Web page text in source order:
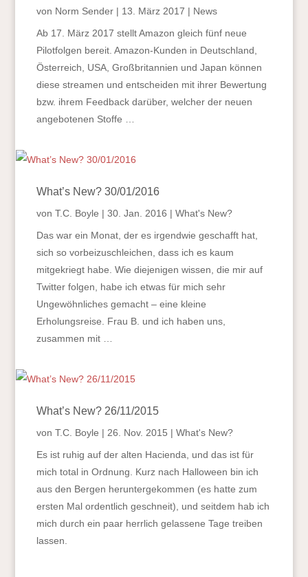
von Norm Sender| 13. März 2017 | News
Ab 17. März 2017 stellt Amazon gleich fünf neue
Pilotfolgen bereit. Amazon-Kunden in Deutschland,
Österreich, USA, Großbritannien und Japan können
diese streamen und entscheiden mit ihrer Bewertung
bzw. ihrem Feedback darüber, welcher der neuen
angebotenen Stoffe …
What’s New? 30/01/2016
von T.C. Boyle | 30. Jan. 2016 | What's New?
Das war ein Monat, der es irgendwie geschafft hat,
sich so vorbeizuschleichen, dass ich es kaum
mitgekriegt habe. Wie diejenigen wissen, die mir auf
Twitter folgen, habe ich etwas für mich sehr
Ungewöhnliches gemacht – eine kleine
Erholungsreise. Frau B. und ich haben uns,
zusammen mit …
What’s New? 26/11/2015
von T.C. Boyle | 26. Nov. 2015 | What's New?
Es ist ruhig auf der alten Hacienda, und das ist für
mich total in Ordnung. Kurz nach Halloween bin ich
aus den Bergen heruntergekommen (es hatte zum
ersten Mal ordentlich geschneit), und seitdem hab ich
mich durch ein paar herrlich gelassene Tage treiben
lassen.